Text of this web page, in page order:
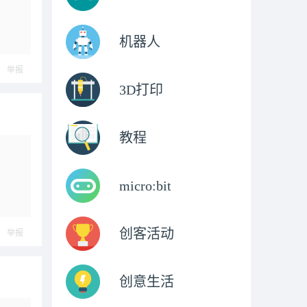
举报
举报
机器人
3D打印
教程
micro:bit
创客活动
创意生活